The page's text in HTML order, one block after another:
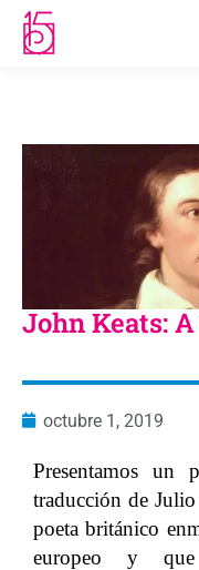
John Keats:
octubre 1, 2019
Presentamos un
traducción de
poeta británico
europeo y